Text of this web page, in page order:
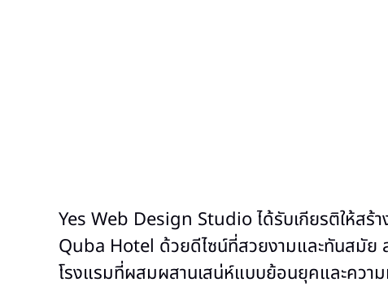
Yes Web Design Studio ได้รับเกียรติให้สร้า
Quba Hotel ด้วยดีไซน์ที่สวยงามและทันสมัย
โรงแรมที่ผสมผสานเสน่ห์แบบย้อนยุคและควา